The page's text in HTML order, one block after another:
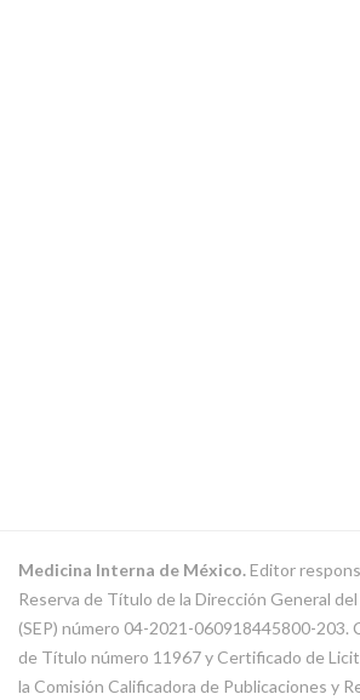
Medicina Interna de México.Editor
Reserva de Título de la Dirección General
(SEP) número 04-2021-060918445800-203.
de Título número 11967 y Certificado de
la Comisión Calificadora de Publicaciones y